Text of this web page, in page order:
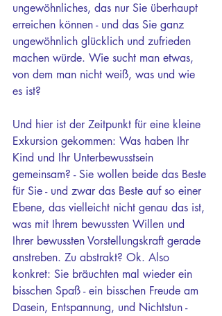
ungewöhnliches, das nur Sie überhaupt
erreichen können - und das Sie ganz
ungewöhnlich glücklich und zufrieden
machen würde. Wie sucht man etwas,
von dem man nicht weiß, was und wie
es ist?
Und hier ist der Zeitpunkt für eine kleine
Exkursion gekommen: Was haben Ihr
Kind und Ihr Unterbewusstsein
gemeinsam? - Sie wollen beide das Beste
für Sie - und zwar das Beste auf so einer
Ebene, das vielleicht nicht genau das ist,
was mit Ihrem bewussten Willen und
Ihrer bewussten Vorstellungskraft gerade
anstreben. Zu abstrakt? Ok. Also
konkret: Sie bräuchten mal wieder ein
bisschen Spaß - ein bisschen Freude am
Dasein, Entspannung, und Nichtstun -